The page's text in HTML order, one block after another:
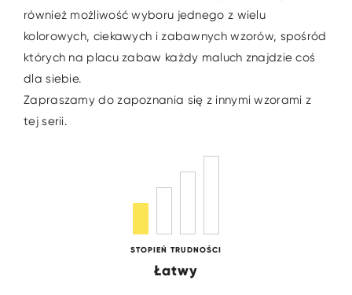
również możliwość wyboru jednego z wielu
kolorowych, ciekawych i zabawnych wzorów, spośród
których na placu zabaw każdy maluch znajdzie coś
dla siebie.
Zapraszamy do zapoznania się z innymi wzorami z
tej serii.
STOPIEŃ TRUDNOŚCI
Łatwy